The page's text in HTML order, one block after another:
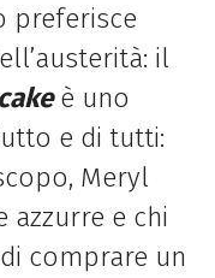
preferisce
il
è uno
e di tutti:
Meryl
azzurre e chi
comprare un